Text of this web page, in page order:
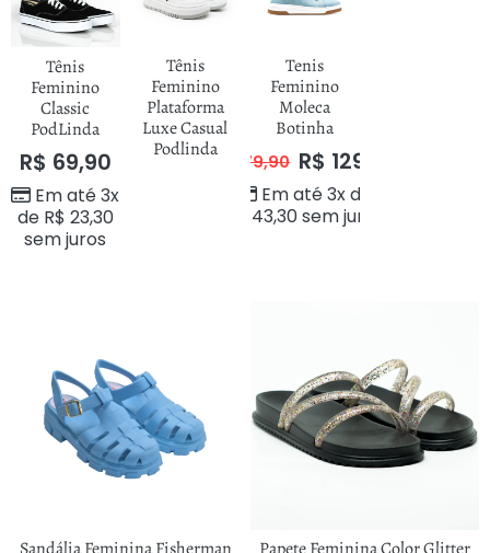
Tênis
Feminino
Classic
PodLinda
R$ 69,90
Em até 3x
de R$ 23,30
sem juros
Tênis
Feminino
Plataforma
Luxe Casual
Podlinda
Tenis
Feminino
Moleca
Botinha
R$ 179,90 R$ 129,90
Em até 3x de
43,30sem juros
Sandália Feminina Fisherman
Papete Feminina Color Glitter